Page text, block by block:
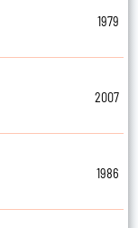
1979
2007
1986